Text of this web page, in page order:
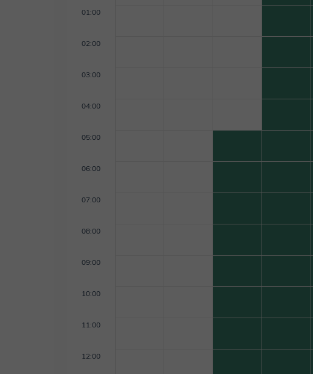
01:00
02:00
03:00
04:00
05:00
06:00
07:00
08:00
09:00
10:00
11:00
12:00